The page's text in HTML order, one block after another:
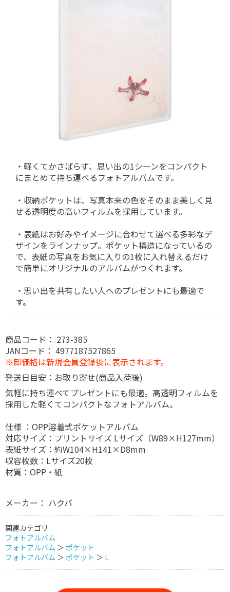
・軽くてかさばらず、思い出の1シーンをコンパクト
にまとめて持ち運べるフォトアルバムです。
・収納ポケットは、写真本来の色をそのまま美しく見
せる透明度の高いフィルムを採用しています。
・表紙はお好みやイメージに合わせて選べる多彩なデ
ザインをラインナップ。ポケット構造になっているの
で、表紙の写真をお気に入りの1枚に入れ替えるだけ
で簡単にオリジナルのアルバムがつくれます。
・思い出を共有したい人へのプレゼントにも最適で
す。
商品コード： 273-385
JANコード： 4977187527865
※卸価格は新規会員登録後に表示されます。
発送日目安：お取り寄せ(商品入荷後)
気軽に持ち運べてプレゼントにも最適。高透明フィルムを
採用した軽くてコンパクトなフォトアルバム。
仕様 ：OPP溶着式ポケットアルバム
対応サイズ：プリントサイズ Lサイズ（W89×H127mm）
表紙サイズ：約W104×H141×D8mm
収容枚数：Lサイズ20枚
材質：OPP・紙
メーカー： ハクバ
関連カテゴリ
フォトアルバム
フォトアルバム ＞ ポケット
フォトアルバム ＞ ポケット ＞ L